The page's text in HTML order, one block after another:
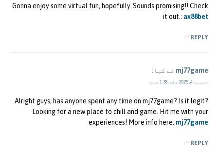
Gonna enjoy some virtual fun, hopefully. Sounds promising!! Check
it out.: ax88bet
REPLY
mj77game نے کہا:
دسمبر 4, 2025 وقت 1:38 صبح
Alright guys, has anyone spent any time on mj77game? Is it legit?
Looking for a new place to chill and game. Hit me with your
experiences! More info here: mj77game
REPLY